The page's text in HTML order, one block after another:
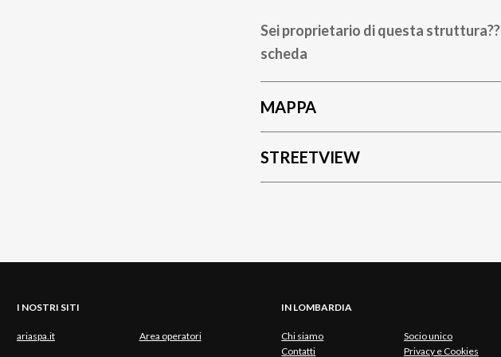
Sei proprietario di questa struttura??
scheda
MAPPA
STREETVIEW
I NOSTRI SITI
ariaspa.it Area operatori
IN LOMBARDIA
Chi siamo
Socio unico
Contatti
Privacy e Cookies